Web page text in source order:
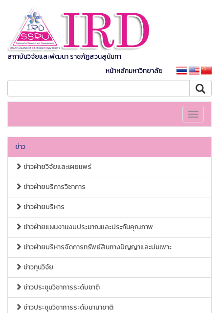
สถาบันวิจัยและพัฒนา ราชภัฏสวนสุนันทา
หน้าหลักมหาวิทยาลัย
Toggle
ข่าว
ข่าวฝ่ายวิจัยและเผยแพร่
ข่าวฝ่ายบริการวิชาการ
ข่าวฝ่ายบริหาร
ข่าวฝ่ายแผนงานงบประมาณและประกันคุณภาพ
ข่าวฝ่ายบริหารจัดการทรัพย์สินทางปัญญาและบ่มเพาะ
ข่าวทุนวิจัย
ข่าวประชุมวิชาการระดับชาติ
ข่าวประชุมวิชาการระดับนานาชาติ